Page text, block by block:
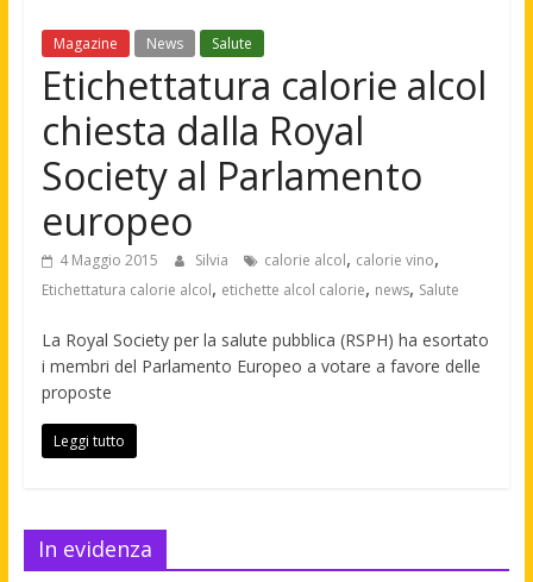
Magazine News Salute
Etichettatura calorie alcol
chiesta dalla Royal
Society al Parlamento
europeo
4 Maggio 2015 Silvia calorie alcol, calorie vino,
Etichettatura calorie alcol, etichette alcol calorie, news, Salute
La Royal Society per la salute pubblica (RSPH) ha esortato
i membri del Parlamento Europeo a votare a favore delle
proposte
Leggi tutto
In evidenza